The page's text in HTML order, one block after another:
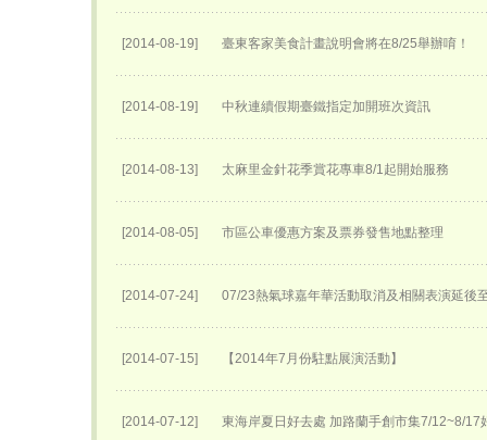
[2014-08-19] 臺東客家美食計畫說明會將在8/25舉辦唷！
[2014-08-19] 中秋連續假期臺鐵指定加開班次資訊
[2014-08-13] 太麻里金針花季賞花專車8/1起開始服務
[2014-08-05] 市區公車優惠方案及票券發售地點整理
[2014-07-24] 07/23熱氣球嘉年華活動取消及相關表演延後
[2014-07-15] 【2014年7月份駐點展演活動】
[2014-07-12] 東海岸夏日好去處 加路蘭手創市集7/12~8/17